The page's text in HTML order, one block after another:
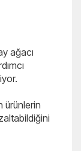
ağacı
ürünlerin